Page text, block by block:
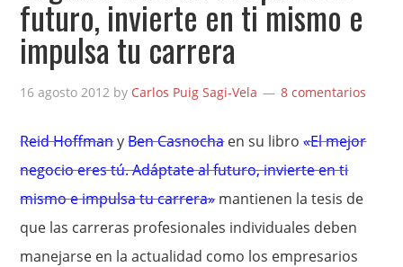
futuro, invierte en ti mismo e
impulsa tu carrera
16 agosto 2012 by Carlos Puig Sagi-Vela 8 comentarios
Reid HoffmanyBen Casnochaen su libro«El mejor
negocio eres tú. Adáptate al futuro, invierte en ti
mismo e impulsa tu carrera»mantienen la tesis de
que las carreras profesionales individuales deben
manejarse en la actualidad como los empresarios